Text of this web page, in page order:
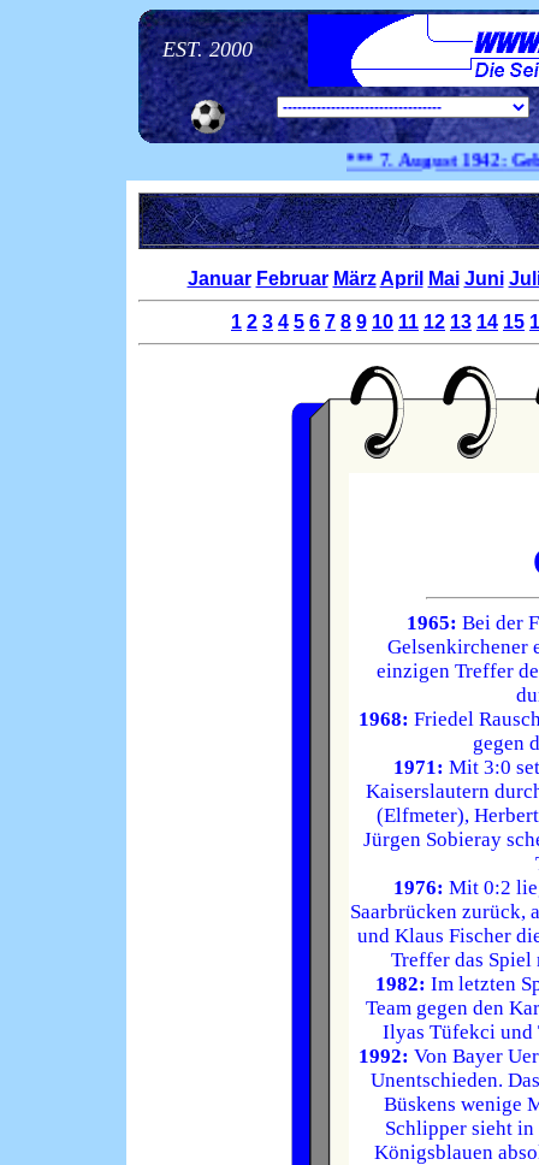
EST. 2000
*** 7. August1942:
Januar Februar März April Mai Juni
1 2 3 4 5 6 7 8 9 10 11 12 13 14 15
1965: Bei der
Gelsenkirchener
einzigen Treffer
1968: Friedel
gegen
1971: Mit 3:0
Kaiserslautern
(Elfmeter),
Jürgen Sobieray
1976: Mit 0:2
Saarbrücken zurück,
und Klaus Fischer
Treffer das
1982: Im letzten
Team gegen den
Ilyas Tüfekci und
1992: Von Bayer
Unentschieden.
Büskens wenige
Schlipper sieht in
Königsblauen